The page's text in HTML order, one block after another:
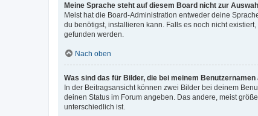
Meine Sprache steht auf diesem Board nicht zur
Meist hat die Board-Administration entweder deine
du benötigst, installieren kann. Falls es noch nicht
gefunden werden.
Nach oben
Was sind das für Bilder, die bei meinem Benutzernamen
In der Beitragsansicht können zwei Bilder bei deinem
deinen Status im Forum angeben. Das andere, meist
unterschiedlich ist.